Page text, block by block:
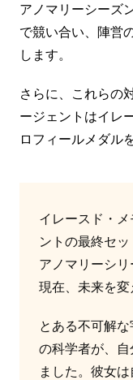
アノマリーシーズ
で競い合い、陣営
します。
さらに、これらの
ージェントはイレ
ロフィールメダル
イレースド・
ントの最終セッ
アノマリーシリ
現在、未来を変
とある不可解
の科学者が、
ました。彼女